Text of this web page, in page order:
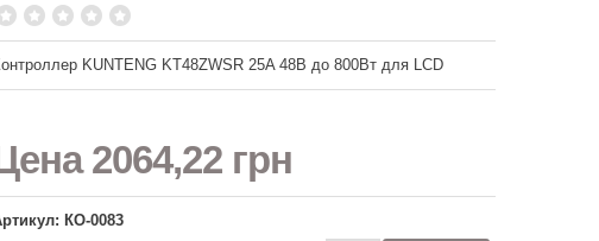
KUNTENG KT48ZWSR 25A 48В до 800Вт для LCD
2064,22 грн
КО-0083